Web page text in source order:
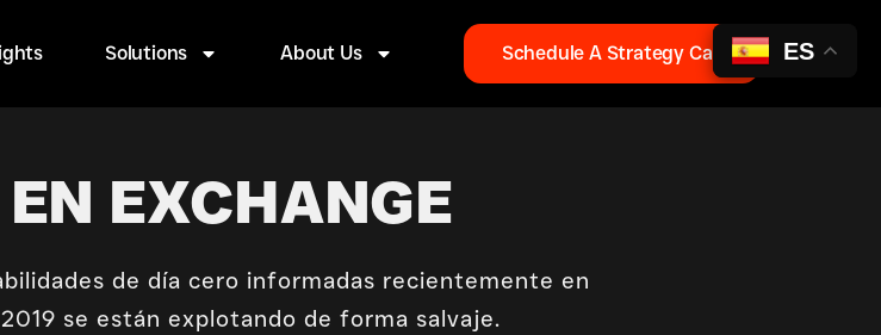
Solutions About Us Schedule A Strategy Call
EXCHANGE
de día cero informadas recientemente en
se están explotando de forma salvaje.
ES